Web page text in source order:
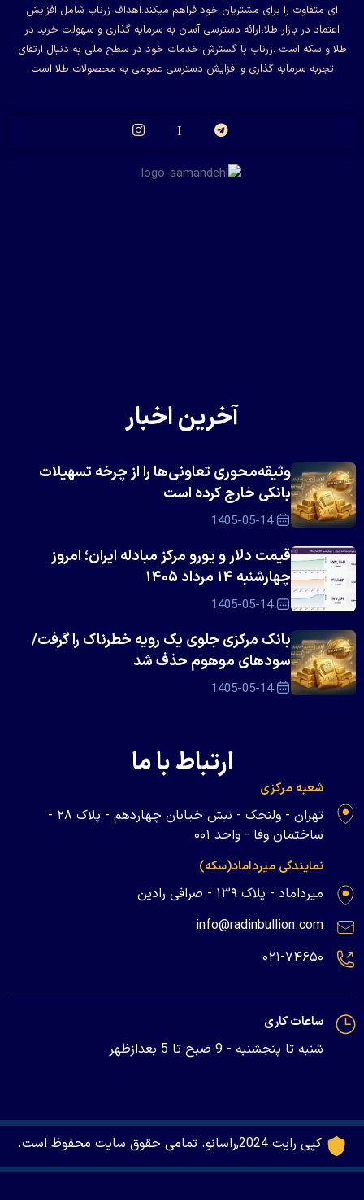
ای متفاوت را برای مشتریان خود فراهم میکند.اهداف زرناب شامل افزایش
اعتماد در بازار طلا،ارائه دسترسی آسان به سرمایه گذاری و سهولت خرید در
طلا و سکه است .زرناب با گسترش خدمات خود در سطح ملی به دنبال ارتقای
تجربه سرمایه گذاری و افزایش دسترسی عمومی به محصولات طلا است
آخرین اخبار
وثیقه‌محوری تعاونی‌ها را از چرخه تسهیلات
بانکی خارج کرده است
1405-05-14
قیمت دلار و یورو مرکز مبادله ایران؛ امروز
چهارشنبه ۱۴ مرداد ۱۴۰۵
1405-05-14
بانک مرکزی جلوی یک رویه خطرناک را گرفت/
سود‌های موهوم حذف شد
1405-05-14
ارتباط با ما
شعبه مرکزی
تهران - ولنجک - نبش خیابان چهاردهم - پلاک ۲۸ -
ساختمان وفا - واحد ۰۰۱
نمایندگی میرداماد(سکه)
میرداماد - پلاک ۱۳۹ - صرافی رادین
info@radinbullion.com
۰۲۱-۷۴۶۵۰
ساعات کاری
شنبه تا پنجشنبه - 9 صبح تا 5 بعدازظهر
کپی رایت 2024,راسانو. تمامی حقوق سایت محفوظ است.